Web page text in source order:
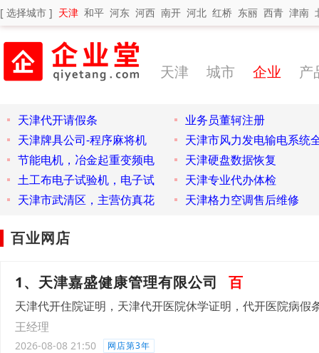
[ 选择城市 ] 天津 和平 河东 河西 南开 河北 红桥 东丽 西青 津南
天津 城市 企业 产
天津代开请假条
业务员董轲注册
天津牌具公司-程序麻将机
天津市风力发电输电系统
节能电机，冶金起重变频电
天津硬盘数据恢复
土工布电子试验机，电子试
天津专业代办体检
天津市武清区，主营仿真花
天津格力空调售后维修
百业网店
1、天津嘉盛健康管理有限公司 百
天津代开住院证明，天津代开医院休学证明，代开医院病假
王经理
2026-08-08 21:50 网店第3年